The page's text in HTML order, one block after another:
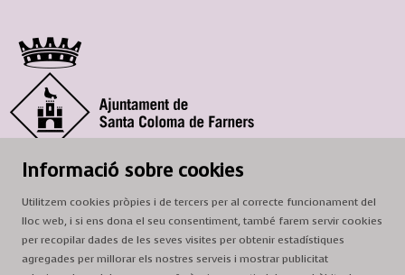
© Ajuntament de Santa Coloma de Farners
Horari de la Casa de la Paraula
: de dilluns a dissabte, de 9 a 13 h.
Adreça: c. del Prat, 16, 17430 Santa Coloma de Farners
A/e:cultura@scf.cat
Informació sobre cookies
Utilitzem cookies pròpies i de tercers per al correcte funcionament del
lloc web, i si ens dona el seu consentiment, també farem servir cookies
per recopilar dades de les seves visites per obtenir estadístiques
agregades per millorar els nostres serveis i mostrar publicitat